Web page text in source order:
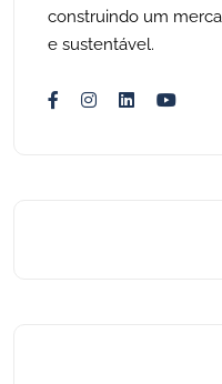
construindo um
e sustentável.